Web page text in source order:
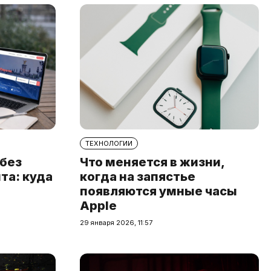
куда
ТЕХНОЛОГИИ
Что меняется в жизни,
когда на запястье
появляются умные часы
Apple
29 января 2026, 11:57